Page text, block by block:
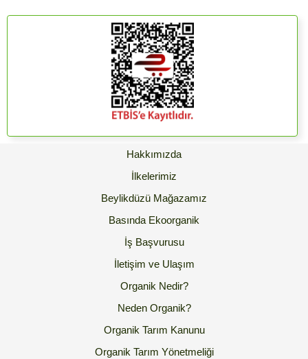
Hakkımızda
İlkelerimiz
Beylikdüzü Mağazamız
Basında Ekoorganik
İş Başvurusu
İletişim ve Ulaşım
Organik Nedir?
Neden Organik?
Organik Tarım Kanunu
Organik Tarım Yönetmeliği